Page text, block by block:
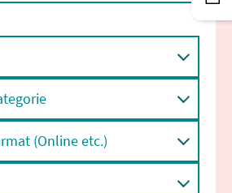
(Online etc.)